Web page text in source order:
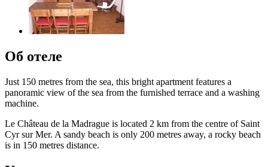
Об отеле
Just 150 metres from the sea, this bright apartment features a
panoramic view of the sea from the furnished terrace and a washing
machine.
Le Château de la Madrague is located 2 km from the centre of Saint
Cyr sur Mer. A sandy beach is only 200 metres away, a rocky beach
is in 150 metres distance.